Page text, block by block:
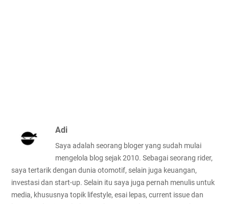
Adi
Saya adalah seorang bloger yang sudah mulai
mengelola blog sejak 2010. Sebagai seorang rider,
saya tertarik dengan dunia otomotif, selain juga keuangan,
investasi dan start-up. Selain itu saya juga pernah menulis untuk
media, khususnya topik lifestyle, esai lepas, current issue dan